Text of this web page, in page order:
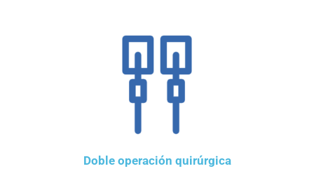
Doble operación quirúrgica